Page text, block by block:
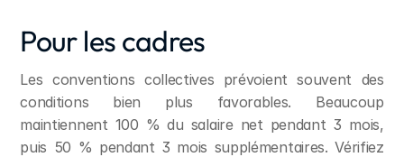
Pour les cadres
Les conventions collectives prévoient souvent des
conditions bien plus favorables. Beaucoup
maintiennent 100 % du salaire net pendant 3 mois,
puis 50 % pendant 3 mois supplémentaires. Vérifiez